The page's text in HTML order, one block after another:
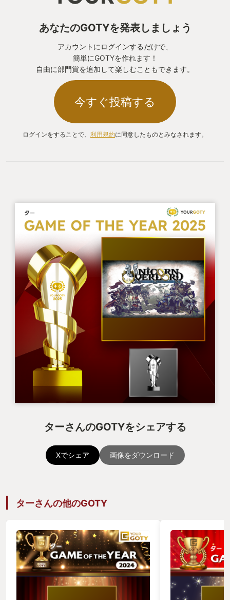
あなたのGOTYを発表しましょう
アカウントにログインするだけで、
簡単にGOTYを作れます！
自由に部門賞を追加して楽しむこともできます。
今すぐ投稿する
ログインをすることで、 利用規約に同意したものとみなされます。
ターさんのGOTYをシェアする
Xでシェア 画像をダウンロード
ターさんの他のGOTY